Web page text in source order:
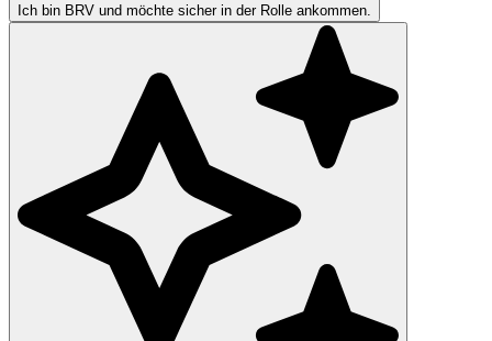
Ich bin BRV und möchte sicher in der Rolle ankommen.